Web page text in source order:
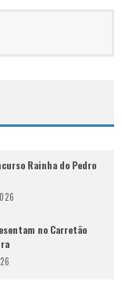
Rainha do Pedro
no Carretão